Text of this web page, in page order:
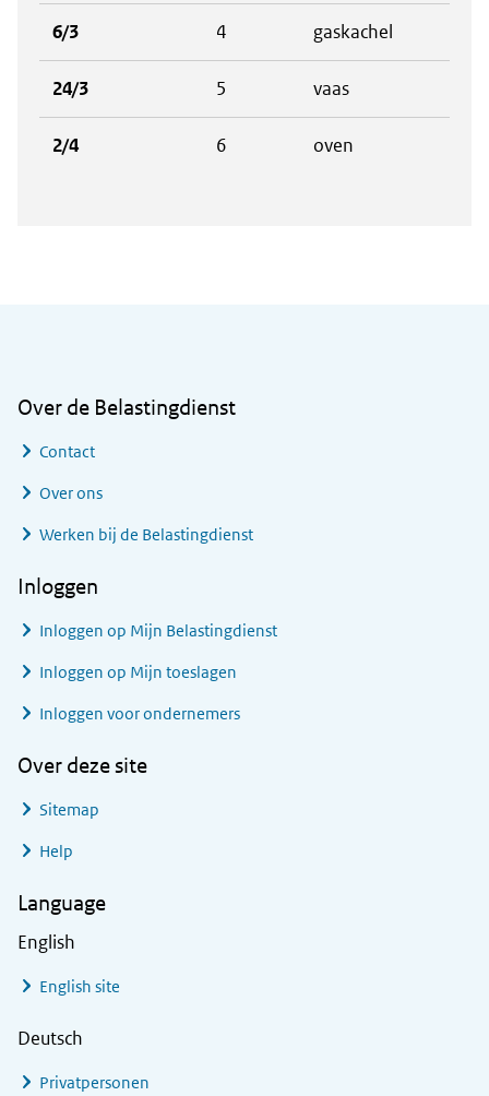
6/3 4 gaskachel
24/3 5 vaas
2/4 6 oven
Over de Belastingdienst
Contact
Over ons
Werken bij de Belastingdienst
Inloggen
Inloggen op Mijn Belastingdienst
Inloggen op Mijn toeslagen
Inloggen voor ondernemers
Over deze site
Sitemap
Help
Language
English
English site
Deutsch
Privatpersonen